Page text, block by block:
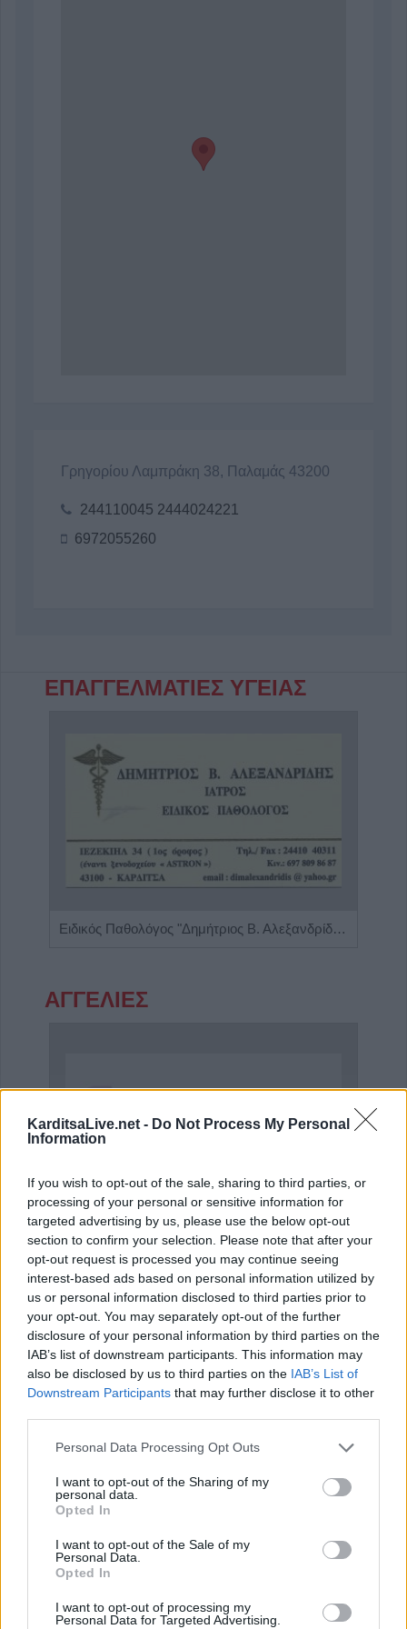
KarditsaLive.net - Do Not Process My Personal
Information
If you wish to opt-out of the sale, sharing to third parties, or
processing of your personal or sensitive information for
targeted advertising by us, please use the below opt-out
section to confirm your selection. Please note that after your
opt-out request is processed you may continue seeing
interest-based ads based on personal information utilized by
us or personal information disclosed to third parties prior to
your opt-out. You may separately opt-out of the further
disclosure of your personal information by third parties on the
IAB’s list of downstream participants. This information may
also be disclosed by us to third parties on the IAB’s List of
Downstream Participants that may further disclose it to other
Personal Data Processing Opt Outs
I want to opt-out of the Sharing of my
personal data.
Opted In
I want to opt-out of the Sale of my
Personal Data.
Opted In
I want to opt-out of processing my
Personal Data for Targeted Advertising.
Γρηγορίου Λαμπράκη 38, Παλαμάς 43200
244110045 2444024221
6972055260
ΕΠΑΓΓΕΛΜΑΤΙΕΣ ΥΓΕΙΑΣ
Ειδικός Παθολόγος "Δημήτριος Β. Αλεξανδρίδης"
ΑΓΓΕΛΙΕΣ
Η Αποκατάσταση Α.Ε. αναζητά για εργασία Νοσηλευτές και Βοηθούς Νοσηλευτές
ΤΕΛΕΥΤΑΙΑ ΝΕΑ
Με την πλάτη στον τοίχο ο ΠΑΟΚ - Ήττα
6 Αυγούστου 2026, 22:57
χώροι στο ν. Καρδίτσας, δυνατότητα